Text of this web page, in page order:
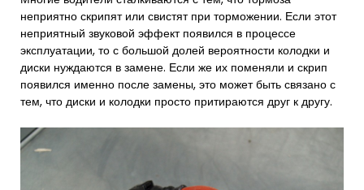
неприятно скрипят или свистят при торможении. Если этот
неприятный звуковой эффект появился в процессе
эксплуатации, то с большой долей вероятности колодки и
диски нуждаются в замене. Если же их поменяли и скрип
появился именно после замены, это может быть связано с
тем, что диски и колодки просто притираются друг к другу.